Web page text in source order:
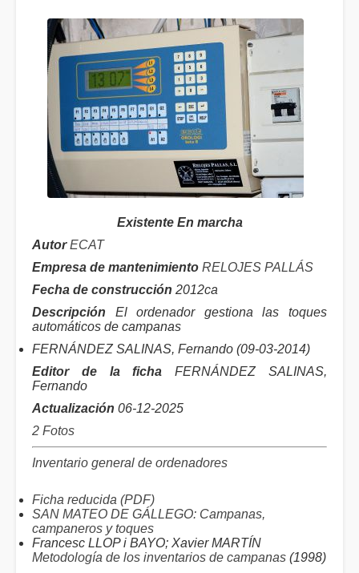
Existente En marcha
Autor ECAT
Empresa de mantenimiento RELOJES PALLÁS
Fecha de construcción 2012ca
Descripción El ordenador gestiona las toques
automáticos de campanas
FERNÁNDEZ SALINAS, Fernando (09-03-2014)
Editor de la ficha FERNÁNDEZ SALINAS,
Fernando
Actualización 06-12-2025
2 Fotos
Inventario general de ordenadores
Ficha reducida (PDF)
SAN MATEO DE GÁLLEGO: Campanas,
campaneros y toques
Francesc LLOP i BAYO; Xavier MARTÍN
Metodología de los inventarios de campanas (1998)